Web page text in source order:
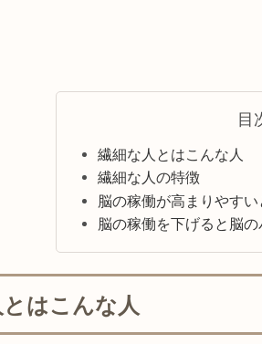
目
繊細な人とはこんな人
繊細な人の特徴
脳の稼働が高まりやすい
脳の稼働を下げると脳
はこんな人